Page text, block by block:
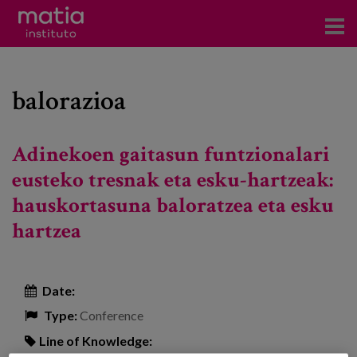
Research
Participation in forums
Technical consulting and advice
Training
News
balorazioa
Adinekoen gaitasun funtzionalari
eusteko tresnak eta esku-hartzeak:
hauskortasuna baloratzea eta esku
hartzea
Date:
Type:Conference
Line of Knowledge: